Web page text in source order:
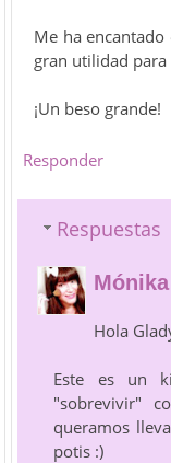
Me ha encantado
gran utilidad
¡Un beso grande!
Responder
Respuestas
Hola
Este es un
"sobrevivir"
queramos
potis :)